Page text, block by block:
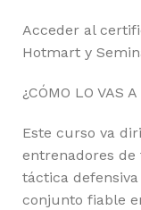
Acceder al
Hotmart y
¿CÓMO LO VAS
Este curso va
entrenadores
táctica
conjunto fiable